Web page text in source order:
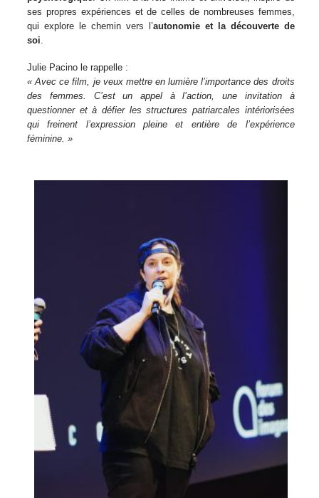
ses propres expériences et de celles de nombreuses femmes,
qui explore le chemin vers l’autonomie et la découverte de
soi.
Julie Pacino le rappelle :
« Avec ce film, je veux mettre en lumière l’importance des droits
des femmes. C’est un appel à l’action, une invitation à
questionner et à défier les structures patriarcales intériorisées
qui freinent l’expression pleine et entière de l’expérience
féminine. »